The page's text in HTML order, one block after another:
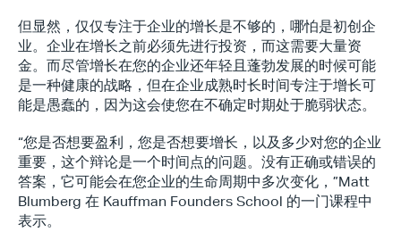
但显然，仅仅专注于企业的增长是不够的，哪怕是初创企
业。企业在增长之前必须先进行投资，而这需要大量资
金。而尽管增长在您的企业还年轻且蓬勃发展的时候可能
是一种健康的战略，但在企业成熟时长时间专注于增长可
能是愚蠢的，因为这会使您在不确定时期处于脆弱状态。
“您是否想要盈利，您是否想要增长，以及多少对您的企业
重要，这个辩论是一个时间点的问题。没有正确或错误的
答案，它可能会在您企业的生命周期中多次变化，”Matt
Blumberg 在 Kauffman Founders School 的一门课程中
表示。